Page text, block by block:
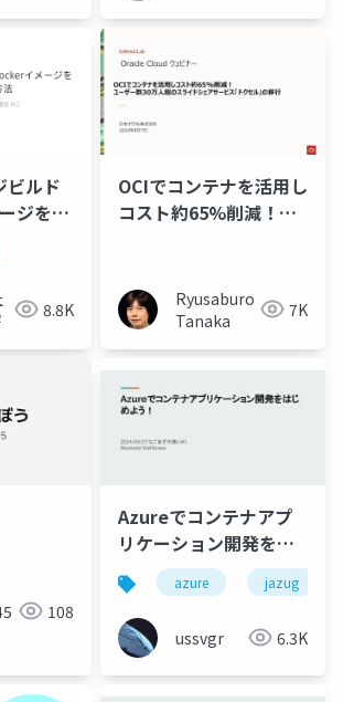
ビルド
ジを最
8.8K
OCIでコンテナを活用し
コスト約65%削減！ユ
「ドクセル」の移行
Ryusaburo
Tanaka
7K
108
Azureでコンテナアプ
リケーション開発をは
じめよう！
azure jazug
ussvgr 6.3K